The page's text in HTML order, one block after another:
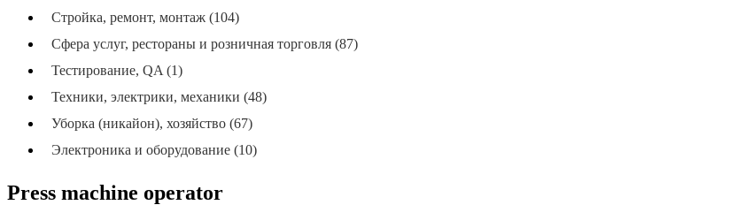
Стройка, ремонт, монтаж (104)
Сфера услуг, рестораны и розничная торговля (87)
Тестирование, QA (1)
Техники, электрики, механики (48)
Уборка (никайон), хозяйство (67)
Электроника и оборудование (10)
Press machine operator